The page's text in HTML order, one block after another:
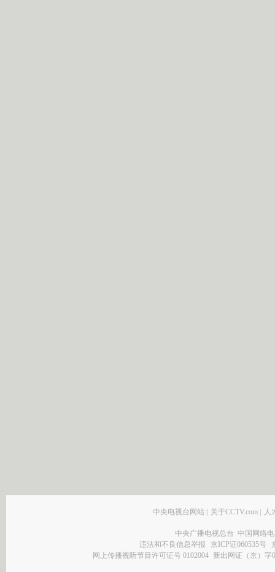
中央电视台网站 关于CCTV.com 人
中央广播电视总台 中国网络
违法和不良信息举报
京ICP证060535号
网上传播视听节目许可证号 0102004 新出网证（京）